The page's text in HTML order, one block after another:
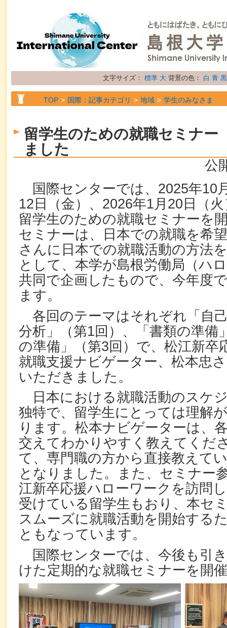
文字サイズ： 標準 大 背景の色： 白 青 黒
TOP 国際：記事カテゴリ 地域 学生のみなさま
TOP 国際：記事カテゴリ 属性 トピックス
留学生のための就職セミナー
ました
公
国際センターでは、2025年10
12日（金）、2026年1月20日（
留学生のための就職セミナーを
セミナーは、日本での就職を希
さんに日本での就職活動の方法
として、本学が島根労働局（ハ
共同で企画したもので、今年度
ます。
各回のテーマはそれぞれ「自
分析」（第1回）、「書類の準備
の準備」（第3回）で、松江新卒
就職支援ナビゲーター、松本忠
いただきました。
日本における就職活動のスケ
独特で、留学生にとっては理解
ります。松本ナビゲーターは、
交えてわかりやすく教えてくだ
て、専門職の方から直接教えて
となりました。また、セミナー
江新卒応援ハローワークを訪問
受けている留学生もおり、本セ
スムーズに就職活動を開始する
ともなっています。
国際センターでは、今後も引
けた定期的な就職セミナーを開